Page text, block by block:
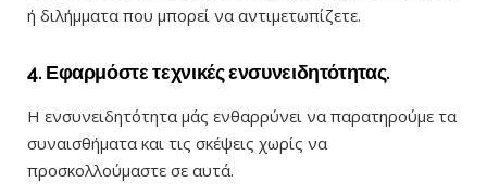
ή διλήμματα που μπορεί να αντιμετωπίζετε.
4. Εφαρμόστε τεχνικές ενσυνειδητότητας.
Η ενσυνειδητότητα μάς ενθαρρύνει να παρατηρούμε τα
συναισθήματα και τις σκέψεις χωρίς να
προσκολλούμαστε σε αυτά.